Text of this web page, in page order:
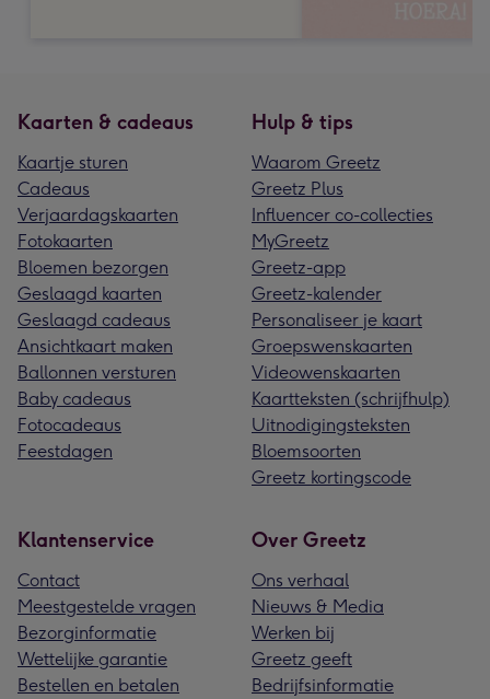
Kaarten & cadeaus
Kaartje sturen
Cadeaus
Verjaardagskaarten
Fotokaarten
Bloemen bezorgen
Geslaagd kaarten
Geslaagd cadeaus
Ansichtkaart maken
Ballonnen versturen
Baby cadeaus
Fotocadeaus
Feestdagen
Hulp & tips
Waarom Greetz
Greetz Plus
Influencer co-collecties
MyGreetz
Greetz-app
Greetz-kalender
Personaliseer je kaart
Groepswenskaarten
Videowenskaarten
Kaartteksten (schrijfhulp)
Uitnodigingsteksten
Bloemsoorten
Greetz kortingscode
Klantenservice
Contact
Meestgestelde vragen
Bezorginformatie
Wettelijke garantie
Bestellen en betalen
Over Greetz
Ons verhaal
Nieuws & Media
Werken bij
Greetz geeft
Bedrijfsinformatie